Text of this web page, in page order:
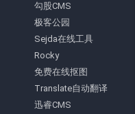
勾股CMS
极客公园
Sejda在线工具
Rocky
免费在线抠图
Translate自动翻译
迅睿CMS